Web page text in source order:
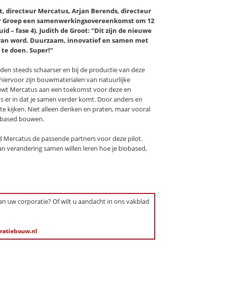
directeur Mercatus, Arjan Berends, directeur
een samenwerkingsovereenkomst om 12
– fase 4). Judith de Groot: “Dit zijn de nieuwe
word. Duurzaam, innovatief en samen met
doen. Super!”
steeds schaarser en bij de productie van deze
zijn bouwmaterialen van natuurlijke
Mercatus aan een toekomst voor deze en
in dat je samen verder komt. Door anders en
kijken. Niet alleen denken en praten, maar vooral
bouwen.
de passende partners voor deze pilot.
verandering samen willen leren hoe je biobased,
uw corporatie? Of wilt u aandacht in ons vakblad